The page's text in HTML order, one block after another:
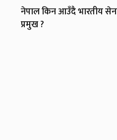
नेपाल किन आउँदै भारतीय
प्रमुख ?